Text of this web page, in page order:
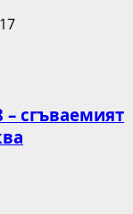
сгъваемият